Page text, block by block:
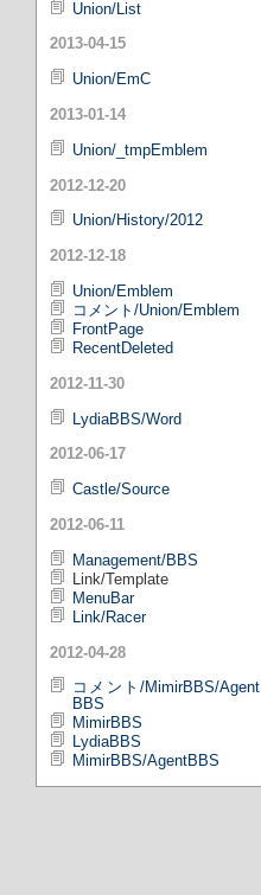
Union/List
2013-04-15
Union/EmC
2013-01-14
Union/_tmpEmblem
2012-12-20
Union/History/2012
2012-12-18
Union/Emblem
コメント/Union/Emblem
FrontPage
RecentDeleted
2012-11-30
LydiaBBS/Word
2012-06-17
Castle/Source
2012-06-11
Management/BBS
Link/Template
MenuBar
Link/Racer
2012-04-28
コメント/MimirBBS/Agent
BBS
MimirBBS
LydiaBBS
MimirBBS/AgentBBS